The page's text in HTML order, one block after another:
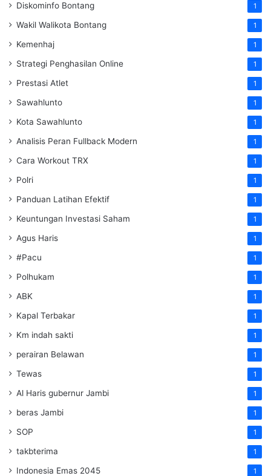
Diskominfo Bontang 1
Wakil Walikota Bontang 1
Kemenhaj 1
Strategi Penghasilan Online 1
Prestasi Atlet 1
Sawahlunto 1
Kota Sawahlunto 1
Analisis Peran Fullback Modern 1
Cara Workout TRX 1
Polri 1
Panduan Latihan Efektif 1
Keuntungan Investasi Saham 1
Agus Haris 1
#Pacu 1
Polhukam 1
ABK 1
Kapal Terbakar 1
Km indah sakti 1
perairan Belawan 1
Tewas 1
Al Haris gubernur Jambi 1
beras Jambi 1
SOP 1
takbterima 1
Indonesia Emas 2045 1